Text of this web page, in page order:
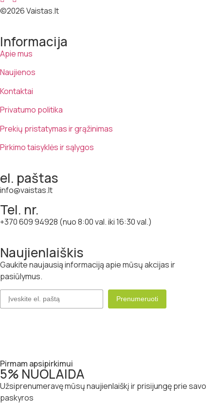
©2026 Vaistas.lt
Informacija
Apie mus
Naujienos
Kontaktai
Privatumo politika
Prekių pristatymas ir grąžinimas
Pirkimo taisyklės ir sąlygos
el. paštas
info@vaistas.lt
Tel. nr.
+370 609 94928 (nuo 8:00 val. iki 16:30 val.)
Naujienlaiškis
Gaukite naujausią informaciją apie mūsų akcijas ir
pasiūlymus.
Pirmam apsipirkimui
5% NUOLAIDA
Užsiprenumeravę mūsų naujienlaiškį ir prisijungę prie savo
paskyros